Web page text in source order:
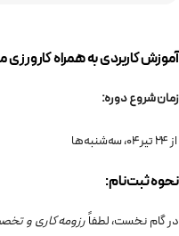
آموزش کاربردی به همراه
زمان شروع دوره:
از ۲۴ تیر۰۴، سه‌شنبه‌ها
نحوه ثبت‌نام:
در گام نخست، لطفاًرزومه کاری و